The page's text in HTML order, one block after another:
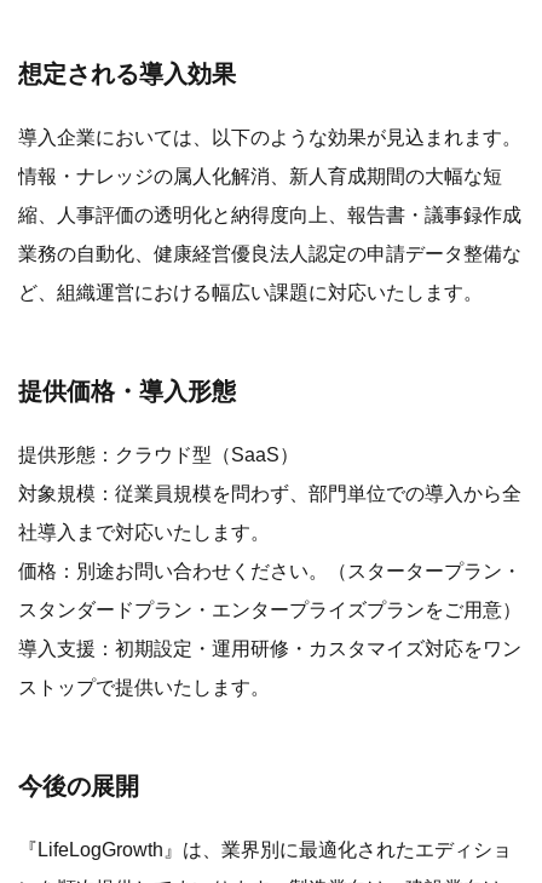
想定される導入効果
導入企業においては、以下のような効果が見込まれます。
情報・ナレッジの属人化解消、新人育成期間の大幅な短
縮、人事評価の透明化と納得度向上、報告書・議事録作成
業務の自動化、健康経営優良法人認定の申請データ整備な
ど、組織運営における幅広い課題に対応いたします。
提供価格・導入形態
提供形態：クラウド型（SaaS）
対象規模：従業員規模を問わず、部門単位での導入から全
社導入まで対応いたします。
価格：別途お問い合わせください。（スタータープラン・
スタンダードプラン・エンタープライズプランをご用意）
導入支援：初期設定・運用研修・カスタマイズ対応をワン
ストップで提供いたします。
今後の展開
『LifeLogGrowth』は、業界別に最適化されたエディショ